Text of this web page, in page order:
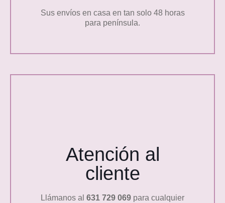
Sus envíos en casa en tan solo 48 horas
para península.
Atención al
cliente
Llámanos al 631 729 069 para cualquier